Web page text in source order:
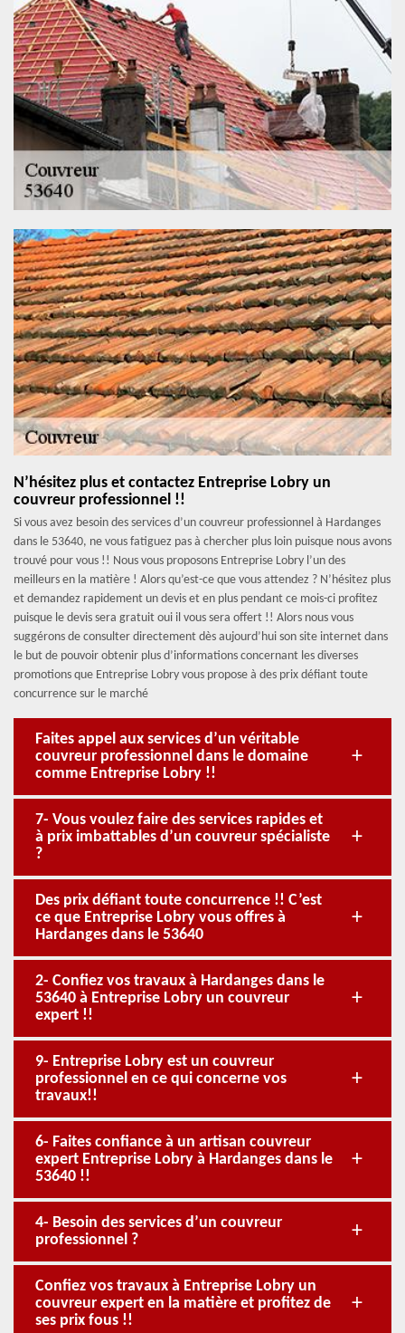
N’hésitez plus et contactez Entreprise Lobry un
couvreur professionnel !!
Si vous avez besoin des services d’un couvreur professionnel à Hardanges
dans le 53640, ne vous fatiguez pas à chercher plus loin puisque nous avons
trouvé pour vous !! Nous vous proposons Entreprise Lobry l’un des
meilleurs en la matière ! Alors qu’est-ce que vous attendez ? N’hésitez plus
et demandez rapidement un devis et en plus pendant ce mois-ci profitez
puisque le devis sera gratuit oui il vous sera offert !! Alors nous vous
suggérons de consulter directement dès aujourd’hui son site internet dans
le but de pouvoir obtenir plus d’informations concernant les diverses
promotions que Entreprise Lobry vous propose à des prix défiant toute
concurrence sur le marché
Faites appel aux services d’un véritable
couvreur professionnel dans le domaine
comme Entreprise Lobry !!
7- Vous voulez faire des services rapides et
à prix imbattables d’un couvreur spécialiste
?
Des prix défiant toute concurrence !! C’est
ce que Entreprise Lobry vous offres à
Hardanges dans le 53640
2- Confiez vos travaux à Hardanges dans le
53640 à Entreprise Lobry un couvreur
expert !!
9- Entreprise Lobry est un couvreur
professionnel en ce qui concerne vos
travaux!!
6- Faites confiance à un artisan couvreur
expert Entreprise Lobry à Hardanges dans le
53640 !!
4- Besoin des services d’un couvreur
professionnel ?
Confiez vos travaux à Entreprise Lobry un
couvreur expert en la matière et profitez de
ses prix fous !!